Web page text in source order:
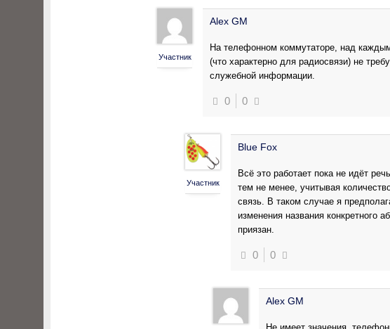
Участник
Alex GM
На телефонном коммутаторе, над
(что характерно для радиосвязи) не
служебной информации.
0 0
Участник
Blue Fox
Всё это работает пока не идёт
тем не менее, учитывая
связь. В таком случае я
изменения названия конкретного
приязан.
0 0
Alex GM